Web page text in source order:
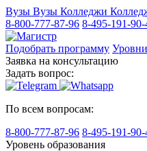
Вузы Вузы Колледжи
8-800-777-87-96 8-495-191-90-
Подобрать программу
Заявка на консультацию
Задать вопрос:
По всем вопросам:
8-800-777-87-96 8-495-191-90-
Уровень образования